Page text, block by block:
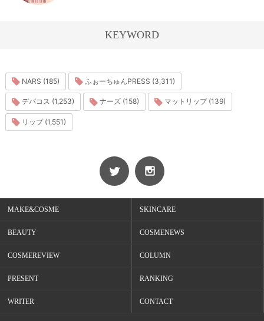
KEYWORD
NARS (185) ふぉーちゅんPRESS (3,311)
デパコス (1,253) ナーズ (158) マットリップ (139)
リップ (1,551)
MAKE&COSME SKINCARE
BEAUTY COSMENEWS
COSMEREVIEW COLUMN
PRESENT RANKING
WRITER CONTACT